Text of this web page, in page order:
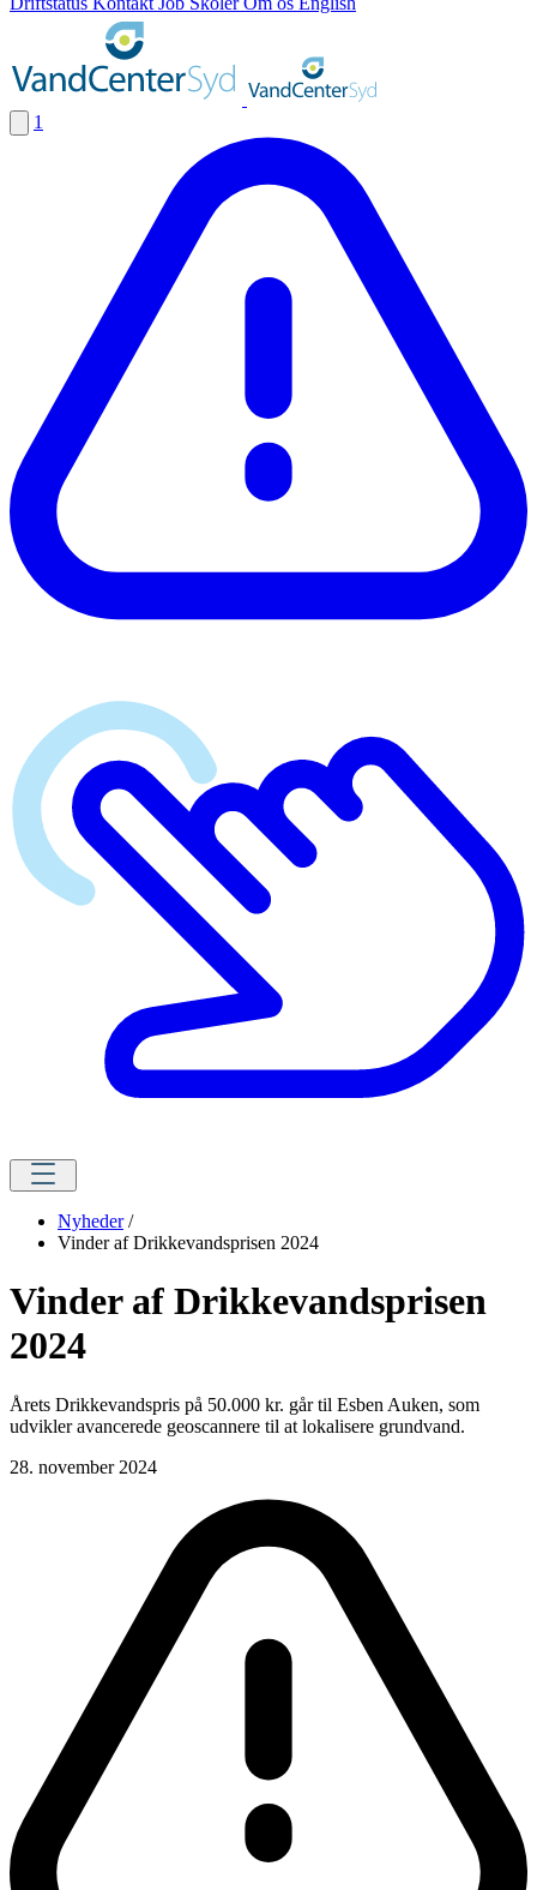
1
Nyheder /
Vinder af Drikkevandsprisen 2024
Vinder af Drikkevandsprisen
2024
Årets Drikkevandspris på 50.000 kr. går til Esben Auken, som
udvikler avancerede geoscannere til at lokalisere grundvand.
28. november 2024